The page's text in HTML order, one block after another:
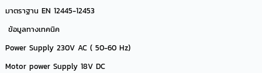
มาตราฐาน EN 12445-12453
ข้อมูลทางเทคนิค
Power Supply 230V AC ( 50-60 Hz)
Motor power Supply 18V DC